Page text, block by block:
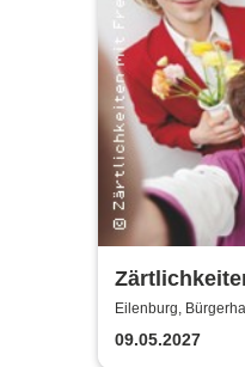
Rico Rohs
Fleiwa
Eilenburg,
09.05.2027